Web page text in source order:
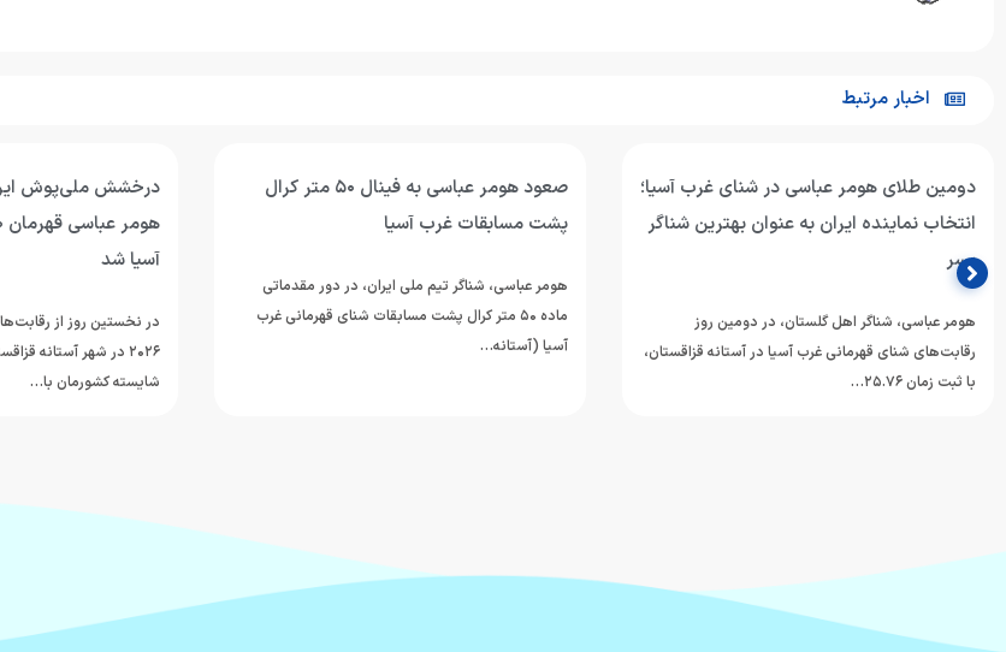
اخبار مرتبط
دومین طلای هومر عباسی در شنای غرب آسیا؛
انتخاب نماینده ایران به عنوان بهترین شناگر
پسر
هومر عباسی، شناگر اهل گلستان، در دومین روز
رقابت‌های شنای قهرمانی غرب آسیا در آستانه قزاقستان،
با ثبت زمان ۲۵.۷۶…
صعود هومر عباسی به فینال ۵۰ متر کرال
پشت مسابقات غرب آسیا
هومر عباسی، شناگر تیم ملی ایران، در دور مقدماتی
ماده ۵۰ متر کرال پشت مسابقات شنای قهرمانی غرب
آسیا (آستانه…
درخشش ملی‌پوش
آسیا شد
در نخستین روز از
۲۰۲۶ در شهر آستانه
شایسته کشورمان با…